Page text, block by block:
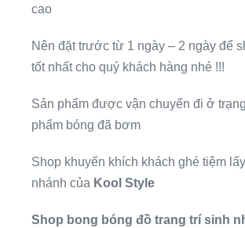
cao
Nên đặt trước từ 1 ngày – 2 ngày để
tốt nhất cho quý khách hàng nhé !!!
Sản phẩm được vận chuyển đi ở
phẩm bóng đã bơm
Shop khuyến khích khách ghé tiệm
nhánh của Kool Style
Shop bong bóng đồ trang trí sinh